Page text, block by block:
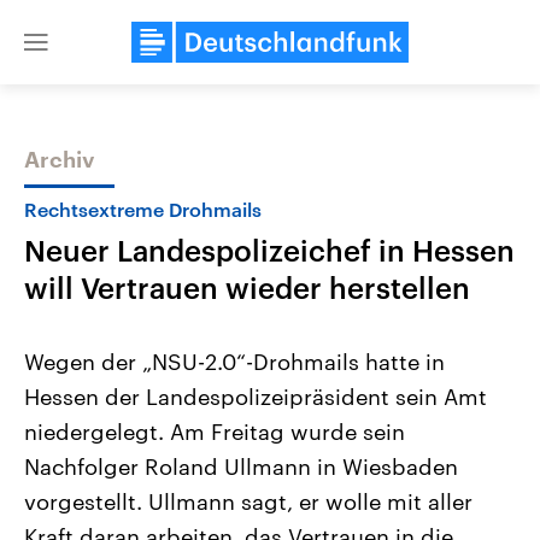
Close
Themen
USA
Aktuelle Beiträge, Analysen und
Hintergründe
Wirtschaftlich und militärisch
gehören die Vereinigten Staaten zu
den mächtigsten Ländern der Erde,
mit großem Einfluss auf das
Nahostkonflikt
Aktuelle Lage und
Der Überfall der
Terrororganisation Hamas
Oktober 2023 auf Israel
Region wieder die
Israel möchte die Hamas
Archiv
Rechtsextreme Drohmails
Neuer Landespolizeichef in Hessen
will Vertrauen wieder herstellen
Wegen der „NSU-2.0“-Drohmails hatte in
Hessen der Landespolizeipräsident sein Amt
niedergelegt. Am Freitag wurde sein
Nachfolger Roland Ullmann in Wiesbaden
vorgestellt. Ullmann sagt, er wolle mit aller